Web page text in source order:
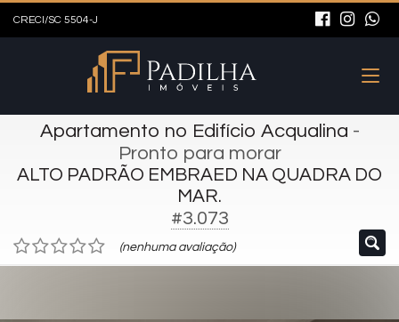
CRECI/SC 5504-J
Apartamento no Edifício Acqualina -
Pronto para morar
ALTO PADRÃO EMBRAED NA QUADRA DO
MAR.
#3.073
(nenhuma avaliação)